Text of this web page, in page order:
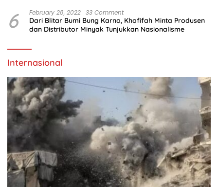
6 February 28, 2022 33 Comment
Dari Blitar Bumi Bung Karno, Khofifah Minta Produsen
dan Distributor Minyak Tunjukkan Nasionalisme
Internasional